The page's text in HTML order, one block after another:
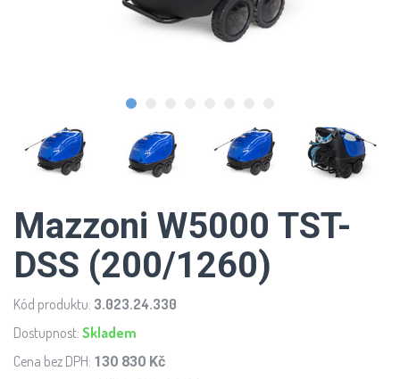
Mazzoni W5000 TST-
DSS (200/1260)
Kód produktu: 3.023.24.330
Dostupnost: Skladem
Cena bez DPH: 130 830 Kč